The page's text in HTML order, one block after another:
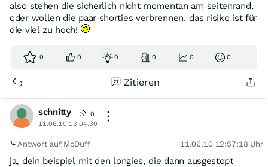
also stehen die sicherlich nicht momentan am seitenrand.
oder wollen die paar shorties verbrennen. das risiko ist für
die viel zu hoch!
0 0 0 0 0 0
Zitieren
schnitty
0
11.06.10 13:04:30
Antwort auf McDuff 11.06.10 12:57:18 Uhr
ja, dein beispiel mit den longies, die dann ausgestopt